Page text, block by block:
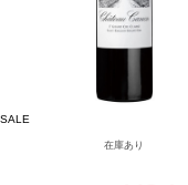
SALE
在庫あり